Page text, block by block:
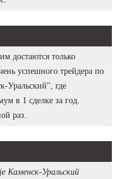
достаются только
успешного трейдера по
Уральский", где
в 1 сделке за год.
раз.
Каменск-Уральский